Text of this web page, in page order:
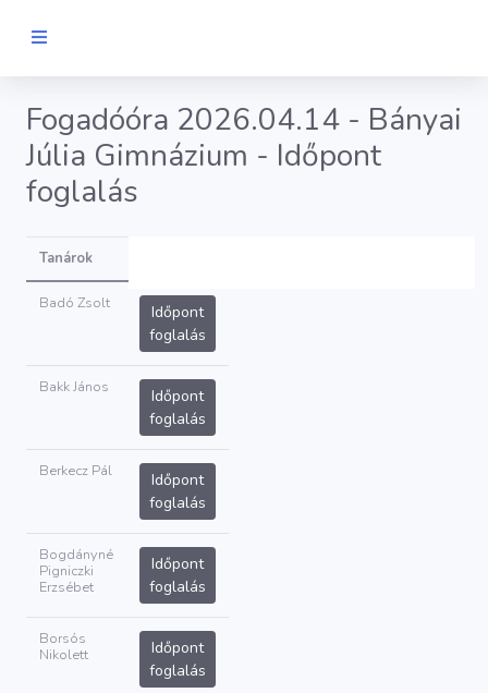
Fogadóóra 2026.04.14 - Bányai
Júlia Gimnázium - Időpont
foglalás
Tanárok
Badó Zsolt
Időpont
foglalás
Bakk János
Időpont
foglalás
Berkecz Pál
Időpont
foglalás
Bogdányné
Pigniczki
Erzsébet
Időpont
foglalás
Borsós
Nikolett
Időpont
foglalás